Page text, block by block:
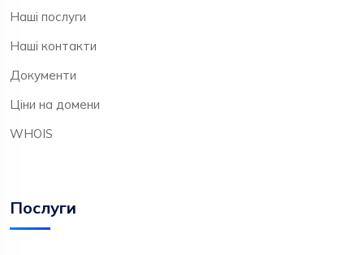
Наші послуги
Наші контакти
Документи
Ціни на домени
WHOIS
Послуги